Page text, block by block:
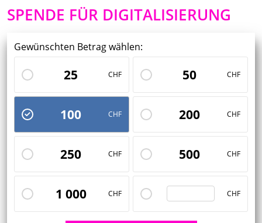
SPENDE FÜR DIGITALISIERUNG
Gewünschten Betrag wählen:
CHF
25 CHF
50
CHF
100 CHF
200
CHF
250 CHF
500
CHF
1 000 CHF
Custom